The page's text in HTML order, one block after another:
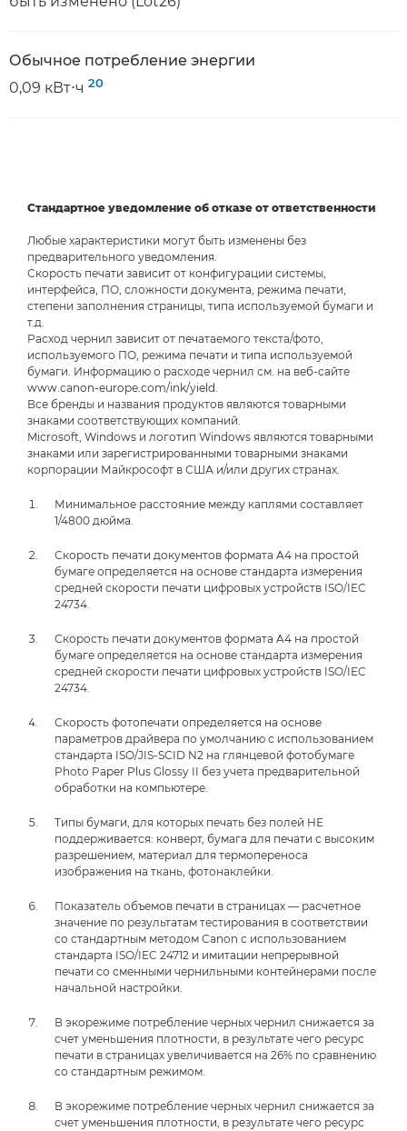
Обычное потребление энергии
0,09 кВт⋅ч 20
Стандартное уведомление об отказе от ответственности
Любые характеристики могут быть изменены без
предварительного уведомления.
Скорость печати зависит от конфигурации системы,
интерфейса, ПО, сложности документа, режима печати,
степени заполнения страницы, типа используемой бумаги и
т.д.
Расход чернил зависит от печатаемого текста/фото,
используемого ПО, режима печати и типа используемой
бумаги. Информацию о расходе чернил см. на веб-сайте
www.canon-europe.com/ink/yield.
Все бренды и названия продуктов являются товарными
знаками соответствующих компаний.
Microsoft, Windows и логотип Windows являются товарными
знаками или зарегистрированными товарными знаками
корпорации Майкрософт в США и/или других странах.
Минимальное расстояние между каплями составляет
1/4800 дюйма.
Скорость печати документов формата A4 на простой
бумаге определяется на основе стандарта измерения
средней скорости печати цифровых устройств ISO/IEC
24734.
Скорость печати документов формата A4 на простой
бумаге определяется на основе стандарта измерения
средней скорости печати цифровых устройств ISO/IEC
24734.
Скорость фотопечати определяется на основе
параметров драйвера по умолчанию с использованием
стандарта ISO/JIS-SCID N2 на глянцевой фотобумаге
Photo Paper Plus Glossy II без учета предварительной
обработки на компьютере.
Типы бумаги, для которых печать без полей НЕ
поддерживается: конверт, бумага для печати с высоким
разрешением, материал для термопереноса
изображения на ткань, фотонаклейки.
Показатель объемов печати в страницах — расчетное
значение по результатам тестирования в соответствии
со стандартным методом Canon с использованием
стандарта ISO/IEC 24712 и имитации непрерывной
печати со сменными чернильными контейнерами после
начальной настройки.
В экорежиме потребление черных чернил снижается за
счет уменьшения плотности, в результате чего ресурс
печати в страницах увеличивается на 26% по сравнению
со стандартным режимом.
В экорежиме потребление черных чернил снижается за
счет уменьшения плотности, в результате чего ресурс